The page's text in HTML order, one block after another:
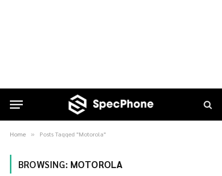
Home » Posts Tagged "Motorola"
BROWSING: MOTOROLA